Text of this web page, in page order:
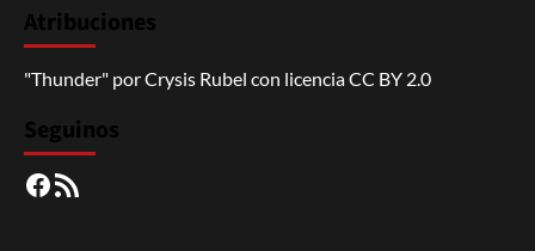
Atribuciones
"Thunder" porCrysis Rubel con licenciaCC BY 2.0
Seguinos
Facebook
RSS